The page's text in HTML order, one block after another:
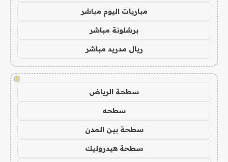
مباريات اليوم مباشر
برشلونة مباشر
ريال مدريد مباشر
!
سطحة الرياض
سطحه
سطحة بين المدن
سطحة هيدروليك